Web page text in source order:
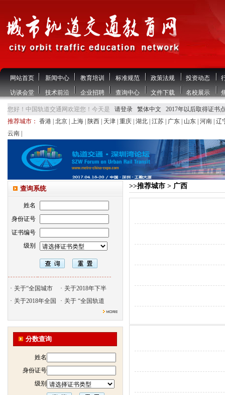
网站首页 新闻中心 教育培训 标准规范 政策法规 投资动态
访谈会堂 技术前沿 企业招聘 查询中心 文件下载 名校展示
您好！中国轨道交通网欢迎您！今天是 请登录 繁体中文
2017年以后取得证书
推荐城市： 香港 北京 上海 陕西 天津 重庆 湖北 江苏 广东 山东 河南 辽
云南
查询系统
姓名
身份证号
证书编号
级别
· 关于“全国城市 · 关于2018年下半
· 关于2018年全国 · 关于 “全国轨道
分数查询
姓名
身份证号
级别
振威国际展览有限公司
浙江广播电视大学培训学院
陕西交通职业技术学院
西安三资职业学院
安弗施无线射频系统(上海)有
达诺巴特集团（中国）
>>推荐城市 > 广西